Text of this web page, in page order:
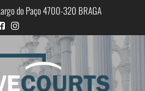
do Paço 4700-320 BRAGA